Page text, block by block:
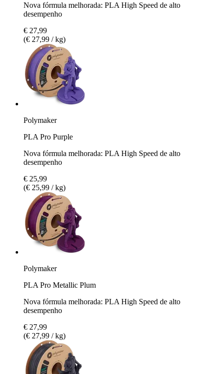
Nova fórmula melhorada: PLA High Speed de alto
desempenho
€ 27,99
(€ 27,99 / kg)
Polymaker
PLA Pro Purple
Nova fórmula melhorada: PLA High Speed de alto
desempenho
€ 25,99
(€ 25,99 / kg)
Polymaker
PLA Pro Metallic Plum
Nova fórmula melhorada: PLA High Speed de alto
desempenho
€ 27,99
(€ 27,99 / kg)